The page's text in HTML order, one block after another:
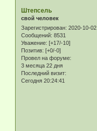
Штепсель
свой человек
Зарегистрирован: 2020-10-02
Сообщений: 8531
Уважение: [+17/-10]
Позитив: [+0/-0]
Провел на форуме:
3 месяца 22 дня
Последний визит:
Сегодня 20:24:41